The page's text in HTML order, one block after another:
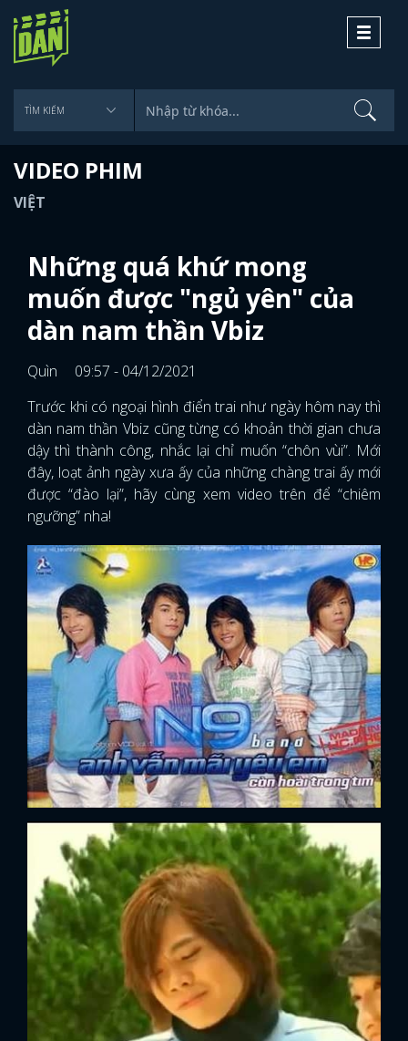
Toggle
VIDEO PHIM
VIỆT
Những quá khứ mong
muốn được "ngủ yên" của
dàn nam thần Vbiz
Quìn
09:57 - 04/12/2021
Trước khi có ngoại hình điển trai như ngày hôm nay thì
dàn nam thần Vbiz cũng từng có khoản thời gian chưa
dậy thì thành công, nhắc lại chỉ muốn “chôn vùi”. Mới
đây, loạt ảnh ngày xưa ấy của những chàng trai ấy mới
được “đào lại”, hãy cùng xem video trên để “chiêm
ngưỡng” nha!